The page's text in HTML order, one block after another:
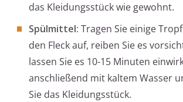
das Kleidungsstück wie gewohnt.
Spülmittel: Tragen Sie einige
den Fleck auf, reiben Sie es
lassen Sie es 10-15 Minuten
anschließend mit kaltem Wasser
Sie das Kleidungsstück.